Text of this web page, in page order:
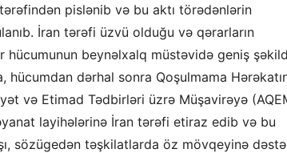
pislənib və bu aktı törədənlərin
İran tərəfi üzvü olduğu və qərarların
beynəlxalq müstəvidə geniş
hücumdan dərhal sonra Qoşulmama
və Etimad Tədbirləri üzrə Müşavirəyə
layihələrinə İran tərəfi etiraz edib və bu
sözügedən təşkilatlarda öz mövqeyinə